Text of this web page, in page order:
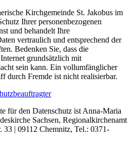
Kirchgemeinde St. Jakobus im
Ihrer personenbezogenen
und behandelt Ihre
vertraulich und entsprechend der
Bedenken Sie, dass die
grundsätzlich mit
sein kann. Ein vollumfänglicher
durch Fremde ist nicht realisierbar.
für den Datenschutz ist Anna-Maria
Sachsen, Regionalkirchenamt
33 | 09112 Chemnitz, Tel.: 0371-